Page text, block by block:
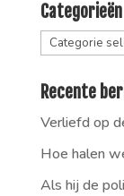
Categorieën
Categorieën
Recente
Verliefd op
Hoe halen
Als hij de